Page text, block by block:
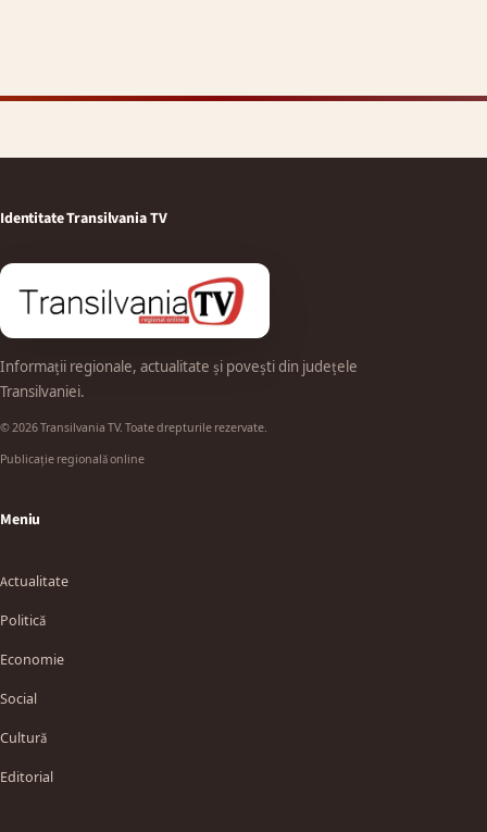
Identitate Transilvania TV
Informații regionale, actualitate și povești din județele
Transilvaniei.
© 2026 Transilvania TV. Toate drepturile rezervate.
Publicație regională online
Meniu
Actualitate
Politică
Economie
Social
Cultură
Editorial